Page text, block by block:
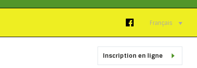
Français
Inscription en ligne